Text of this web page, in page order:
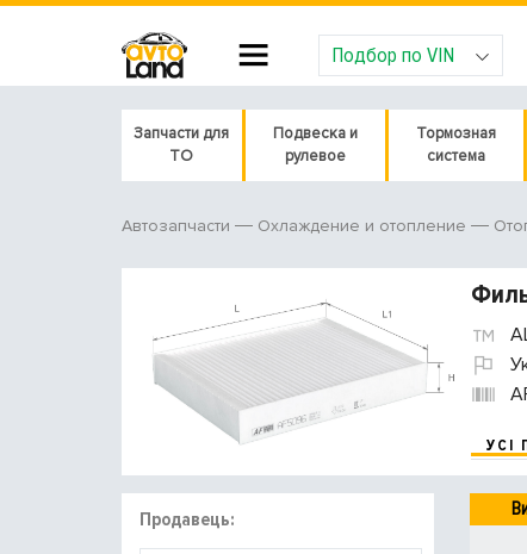
Подбор по VIN
Запчасти для
ТО
Подвеска и
рулевое
Тормозная
система
Автозапчасти Охлаждение и отопление
УСІ
Продавець: